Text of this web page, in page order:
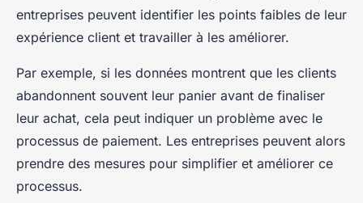
entreprises peuvent identifier les points faibles de leur
expérience client et travailler à les améliorer.
Par exemple, si les données montrent que les clients
abandonnent souvent leur panier avant de finaliser
leur achat, cela peut indiquer un problème avec le
processus de paiement. Les entreprises peuvent alors
prendre des mesures pour simplifier et améliorer ce
processus.